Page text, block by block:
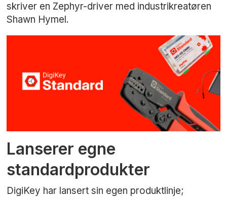
skriver en Zephyr-driver med industrikreatøren
Shawn Hymel.
Lanserer egne
standardprodukter
DigiKey har lansert sin egen produktlinje;